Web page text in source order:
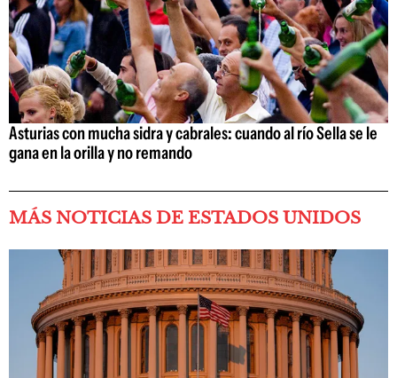
Asturias con mucha sidra y cabrales: cuando al río Sella se le
gana en la orilla y no remando
MÁS NOTICIAS DE ESTADOS UNIDOS